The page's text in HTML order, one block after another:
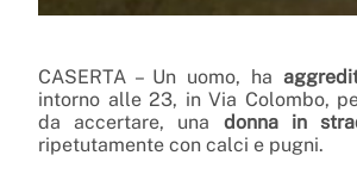
CASERTA – Un uomo, ha
intorno alle 23, in Via Colombo,
da accertare, una donna in
ripetutamente con calci e pugni.